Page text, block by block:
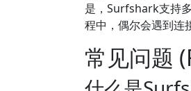
是，Surfshark支持
程中，偶尔会遇到连
常见问题